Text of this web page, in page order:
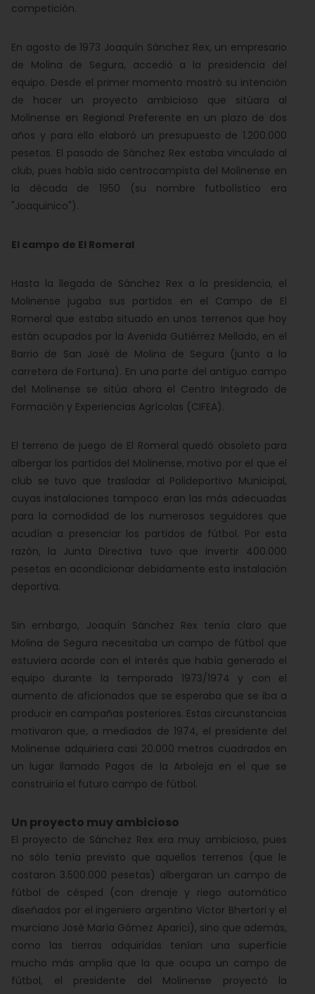
competición.
En agosto de 1973 Joaquín Sánchez Rex, un empresario
de Molina de Segura, accedió a la presidencia del
equipo. Desde el primer momento mostró su intención
de hacer un proyecto ambicioso que sitúara al
Molinense en Regional Preferente en un plazo de dos
años y para ello elaboró un presupuesto de 1.200.000
pesetas. El pasado de Sánchez Rex estaba vinculado al
club, pues había sido centrocampista del Molinense en
la década de 1950 (su nombre futbolístico era
"Joaquinico").
El campo de El Romeral
Hasta la llegada de Sánchez Rex a la presidencia, el
Molinense jugaba sus partidos en el Campo de El
Romeral que estaba situado en unos terrenos que hoy
están ocupados por la Avenida Gutiérrez Mellado, en el
Barrio de San José de Molina de Segura (junto a la
carretera de Fortuna). En una parte del antiguo campo
del Molinense se sitúa ahora el Centro Integrado de
Formación y Experiencias Agrícolas (CIFEA).
El terreno de juego de El Romeral quedó obsoleto para
albergar los partidos del Molinense, motivo por el que el
club se tuvo que trasladar al Polideportivo Municipal,
cuyas instalaciones tampoco eran las más adecuadas
para la comodidad de los numerosos seguidores que
acudían a presenciar los partidos de fútbol. Por esta
razón, la Junta Directiva tuvo que invertir 400.000
pesetas en acondicionar debidamente esta instalación
deportiva.
Sin embargo, Joaquín Sánchez Rex tenía claro que
Molina de Segura necesitaba un campo de fútbol que
estuviera acorde con el interés que había generado el
equipo durante la temporada 1973/1974 y con el
aumento de aficionados que se esperaba que se iba a
producir en campañas posteriores. Estas circunstancias
motivaron que, a mediados de 1974, el presidente del
Molinense adquiriera casi 20.000 metros cuadrados en
un lugar llamado Pagos de la Arboleja en el que se
construiría el futuro campo de fútbol.
Un proyecto muy ambicioso
El proyecto de Sánchez Rex era muy ambicioso, pues
no sólo tenía previsto que aquellos terrenos (que le
costaron 3.500.000 pesetas) albergaran un campo de
fútbol de césped (con drenaje y riego automático
diseñados por el ingeniero argentino Victor Bhertori y el
murciano José María Gómez Aparici), sino que además,
como las tierras adquiridas tenían una superficie
mucho más amplia que la que ocupa un campo de
fútbol, el presidente del Molinense proyectó la